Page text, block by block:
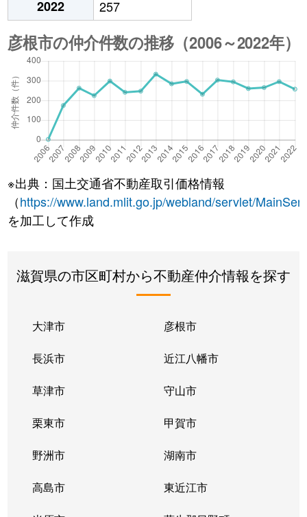
2022
257
※出典：国土交通省不動産取引価格情報
（https://www.land.mlit.go.jp/webland/servlet/
を加工して作成
滋賀県の市区町村から不動産仲介情報を探す
大津市 彦根市
長浜市 近江八幡市
草津市 守山市
栗東市 甲賀市
野洲市 湖南市
高島市 東近江市